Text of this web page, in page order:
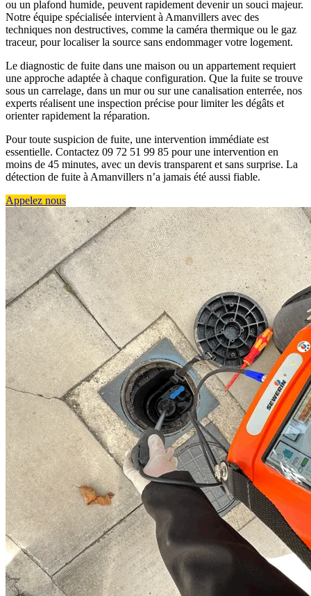
ou un plafond humide, peuvent rapidement devenir un souci majeur.
Notre équipe spécialisée intervient à Amanvillers avec des
techniques non destructives, comme la caméra thermique ou le gaz
traceur, pour localiser la source sans endommager votre logement.
Le diagnostic de fuite dans une maison ou un appartement requiert
une approche adaptée à chaque configuration. Que la fuite se trouve
sous un carrelage, dans un mur ou sur une canalisation enterrée, nos
experts réalisent une inspection précise pour limiter les dégâts et
orienter rapidement la réparation.
Pour toute suspicion de fuite, une intervention immédiate est
essentielle. Contactez 09 72 51 99 85 pour une intervention en
moins de 45 minutes, avec un devis transparent et sans surprise. La
détection de fuite à Amanvillers n’a jamais été aussi fiable.
Appelez nous